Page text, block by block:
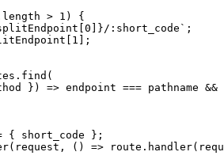
> 1) {
:short_code`;
}) => endpoint === pathname &&
{ short_code };
() =>